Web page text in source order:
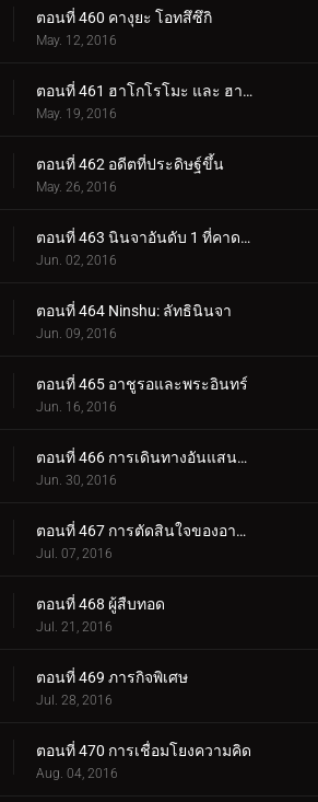
ตอนที่ 460 คางุยะ โอทสึซึกิ
May. 12, 2016
ตอนที่ 461 ฮาโกโรโมะ และ ฮามูระ
May. 19, 2016
ตอนที่ 462 อดีตที่ประดิษฐ์ขึ้น
May. 26, 2016
ตอนที่ 463 นินจาอันดับ 1 ที่คาดเดาไม่ได้มากที่สุด
Jun. 02, 2016
ตอนที่ 464 Ninshu: ลัทธินินจา
Jun. 09, 2016
ตอนที่ 465 อาชูรอและพระอินทร์
Jun. 16, 2016
ตอนที่ 466 การเดินทางอันแสนวุ่นวาย
Jun. 30, 2016
ตอนที่ 467 การตัดสินใจของอาชูรอ
Jul. 07, 2016
ตอนที่ 468 ผู้สืบทอด
Jul. 21, 2016
ตอนที่ 469 ภารกิจพิเศษ
Jul. 28, 2016
ตอนที่ 470 การเชื่อมโยงความคิด
Aug. 04, 2016